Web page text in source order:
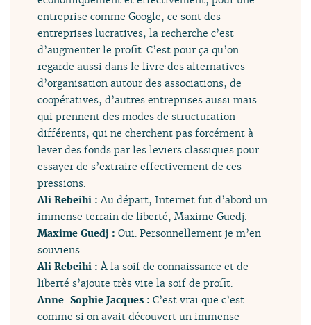
entreprise comme Google, ce sont des
entreprises lucratives, la recherche c’est
d’augmenter le profit. C’est pour ça qu’on
regarde aussi dans le livre des alternatives
d’organisation autour des associations, de
coopératives, d’autres entreprises aussi mais
qui prennent des modes de structuration
différents, qui ne cherchent pas forcément à
lever des fonds par les leviers classiques pour
essayer de s’extraire effectivement de ces
pressions.
Ali Rebeihi :Au départ, Internet fut d’abord un
immense terrain de liberté, Maxime Guedj.
Maxime Guedj :Oui. Personnellement je m’en
souviens.
Ali Rebeihi :À la soif de connaissance et de
liberté s’ajoute très vite la soif de profit.
Anne-Sophie Jacques :C’est vrai que c’est
comme si on avait découvert un immense